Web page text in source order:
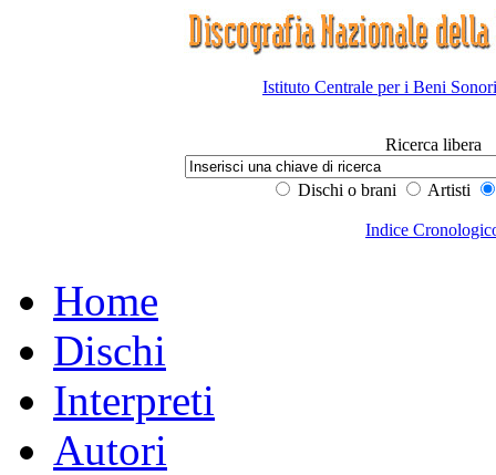
Istituto Centrale per i Beni
Ricerca libera
Dischi o brani Artisti
Indice
Home
Dischi
Interpreti
Autori